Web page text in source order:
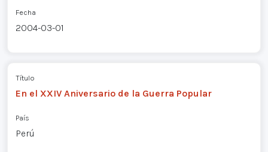
Fecha
2004-03-01
Título
En el XXIV Aniversario de la Guerra Popular
País
Perú